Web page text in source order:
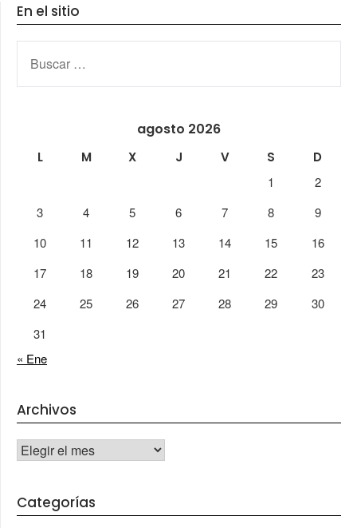
En el sitio
agosto 2026
L M X J V S
D
1
2
3
4 5 6 7 8
9
10
11 12 13 14 15
16
17
18 19 20 21 22
23
24
25 26 27 28 29
30
31
« Ene
Archivos
Archivos
Categorías